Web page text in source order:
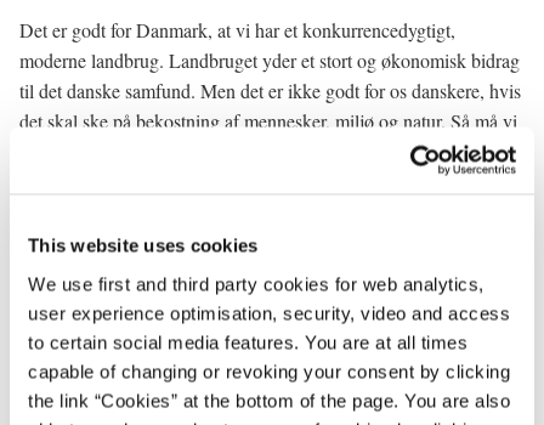
This website uses cookies
We use first and third party cookies for web analytics,
user experience optimisation, security, video and access
to certain social media features. You are at all times
capable of changing or revoking your consent by clicking
the link “Cookies” at the bottom of the page. You are also
Det er godt for Danmark, at vi har et konkurrencedygtigt,
moderne landbrug. Landbruget yder et stort og økonomisk bidrag
til det danske samfund. Men det er ikke godt for os danskere, hvis
det skal ske på bekostning af mennesker, miljø og natur. Så må vi
mere end en landbrugsproduktion. Sådan er udviklingen gået, og
det må vi tage konsekvenserne af. Vi skal ikke tilbage til en
Morten Korch idyl, men omvendt skal vi også løse de problemer,
der er opstået i kølvandet på udviklingen. Vi må sige til
landbruget, at de må finde en måde at producere på, så der tages